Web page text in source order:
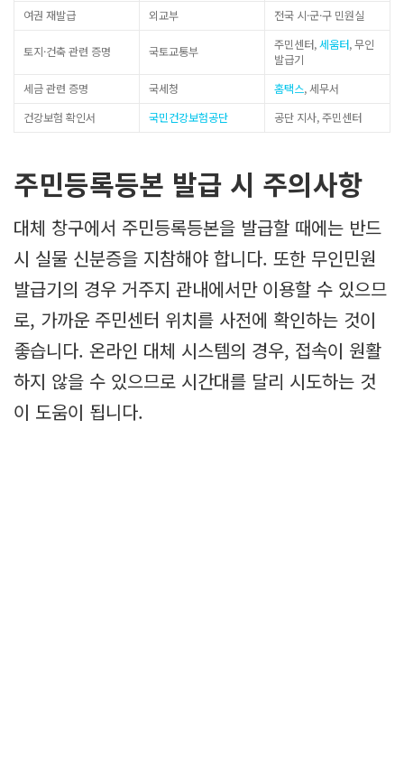
여권 재발급 외교부 전국 시·군·구 민원실
토지·건축 관련 증명 국토교통부 주민센터,세움터, 무인
발급기
세금 관련 증명
국세청 홈택스, 세무서
건강보험 확인서
국민건강보험공단 공단 지사, 주민센터
주민등록등본 발급 시 주의사항
대체 창구에서 주민등록등본을 발급할 때에는 반드
시 실물 신분증을 지참해야 합니다. 또한 무인민원
발급기의 경우 거주지 관내에서만 이용할 수 있으므
로, 가까운 주민센터 위치를 사전에 확인하는 것이
좋습니다. 온라인 대체 시스템의 경우, 접속이 원활
하지 않을 수 있으므로 시간대를 달리 시도하는 것
이 도움이 됩니다.